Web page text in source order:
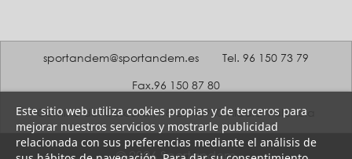
sportandem@sportandem.es Tel. 96 150 73 79
Fax.96 150 87 80
Camino del Coscollar, 18-20 46960 Aldaia Valencia
Este sitio web utiliza cookies propias y de terceros para
mejorar nuestros servicios y mostrarle publicidad
relacionada con sus preferencias mediante el análisis de
© 2026 Sportandem